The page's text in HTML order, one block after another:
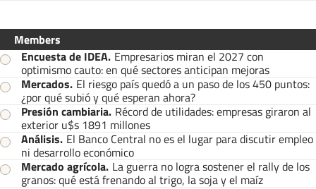
Members
Encuesta de IDEA. Empresarios miran el 2027 con
optimismo cauto: en qué sectores anticipan mejoras
Mercados. El riesgo país quedó a un paso de los 450 puntos:
¿por qué subió y qué esperan ahora?
Presión cambiaria. Récord de utilidades: empresas giraron al
exterior u$s 1891 millones
Análisis. El Banco Central no es el lugar para discutir empleo
ni desarrollo económico
Mercado agrícola. La guerra no logra sostener el rally de los
granos: qué está frenando al trigo, la soja y el maíz